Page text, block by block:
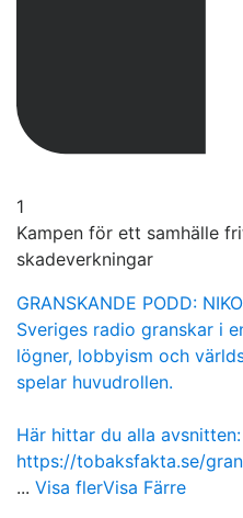
1
Kampen för ett samhälle
skadeverkningar
GRANSKANDE PODD:
Sveriges radio granskar i
lögner, lobbyism och
spelar huvudrollen.
Här hittar du alla avsnitten:
https://tobaksfakta.se/
... Visa flerVisa Färre